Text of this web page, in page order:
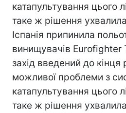
катапультування цього
таке ж рішення
Іспанія припинила
винищувачів Eurofighter
захід введений до кінця
можливої проблеми з
катапультування цього
таке ж рішення